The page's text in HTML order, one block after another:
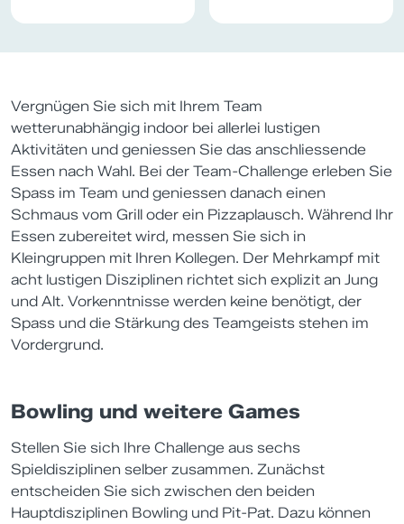
Vergnügen Sie sich mit Ihrem Team
wetterunabhängig indoor bei allerlei lustigen
Aktivitäten und geniessen Sie das anschliessende
Essen nach Wahl. Bei der Team-Challenge erleben Sie
Spass im Team und geniessen danach einen
Schmaus vom Grill oder ein Pizzaplausch. Während Ihr
Essen zubereitet wird, messen Sie sich in
Kleingruppen mit Ihren Kollegen. Der Mehrkampf mit
acht lustigen Disziplinen richtet sich explizit an Jung
und Alt. Vorkenntnisse werden keine benötigt, der
Spass und die Stärkung des Teamgeists stehen im
Vordergrund.
Bowling und weitere Games
Stellen Sie sich Ihre Challenge aus sechs
Spieldisziplinen selber zusammen. Zunächst
entscheiden Sie sich zwischen den beiden
Hauptdisziplinen Bowling und Pit-Pat. Dazu können